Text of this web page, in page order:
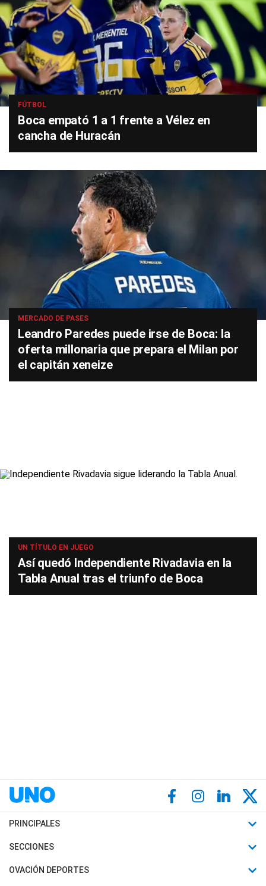
FÚTBOL
Boca empató 1 a 1 frente a Vélez en
cancha de Huracán
MERCADO DE PASES
Leandro Paredes puede irse de Boca: la
oferta millonaria que prepara el Milan por
el capitán xeneize
UN TÍTULO EN JUEGO
Así quedó Independiente Rivadavia en la
Tabla Anual tras el triunfo de Boca
PRINCIPALES
Últimas Noticias
Política
SECCIONES
Horóscopo
OVACIÓN DEPORTES